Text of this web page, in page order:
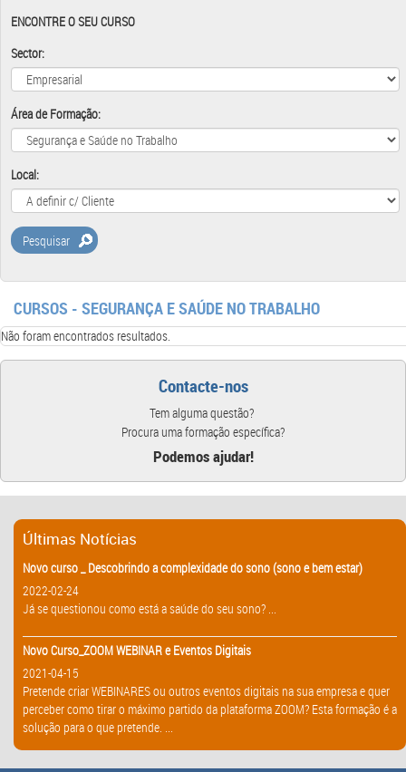
ENCONTRE O SEU CURSO
Sector:
Área de Formação:
Local:
Pesquisar
CURSOS - SEGURANÇA E SAÚDE NO TRABALHO
Não foram encontrados resultados.
Contacte-nos
Tem alguma questão?
Procura uma formação específica?
Podemos ajudar!
Últimas Notícias
Novo curso _ Descobrindo a complexidade do sono (sono e bem estar)
2022-02-24
Já se questionou como está a saúde do seu sono? ...
Novo Curso_ZOOM WEBINAR e Eventos Digitais
2021-04-15
Pretende criar WEBINARES ou outros eventos digitais na sua empresa e quer
perceber como tirar o máximo partido da plataforma ZOOM? Esta formação é a
solução para o que pretende. ...